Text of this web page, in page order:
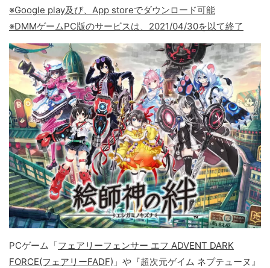
※Google play及び、App storeでダウンロード可能
※DMMゲームPC版のサービスは、2021/04/30を以て終了
PCゲーム「フェアリーフェンサー エフ ADVENT DARK
FORCE(フェアリーFADF) 」や『超次元ゲイム ネプテューヌ』